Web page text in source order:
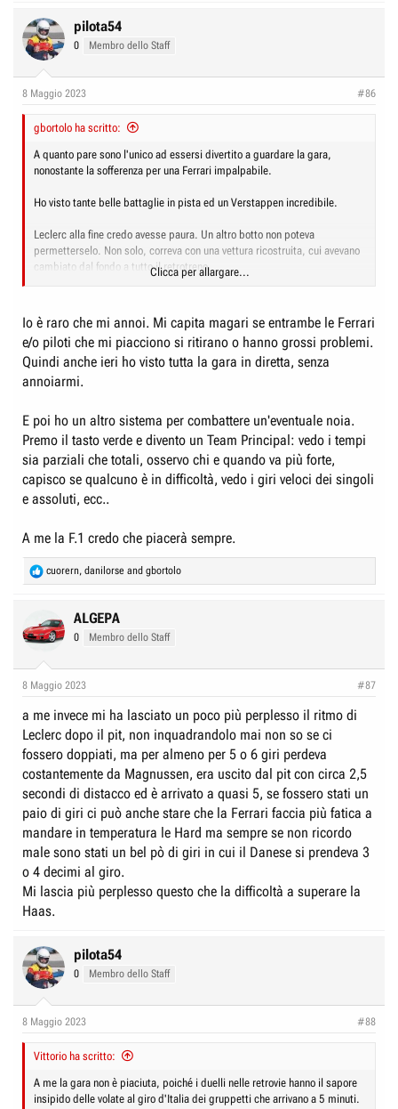
c
t
i
s
pilota54
0 Membro dello Staff
8 Maggio 2023 #86
gbortolo ha scritto:
A quanto pare sono l'unico ad essersi divertito a guardare la gara,
nonostante la sofferenza per una Ferrari impalpabile.
Ho visto tante belle battaglie in pista ed un Verstappen incredibile.
Leclerc alla fine credo avesse paura. Un altro botto non poteva
permetterselo. Non solo, correva con una vettura ricostruita, cui avevano
cambiato dal fondo a tutto il retrotreno.
Un paio di giri di verifica prima della gara non aiutano a prendere fiducia.
Mi dicono fosse anche dolorante al collo perché la botta di sabato è stata
importante.
Un'ultima annotazione:
i dati sul pubblico della F1 dicono che il 40% è formato da donne e un
dei nonni e dei bisnonni appese alle pareti.
Clicca per allargare...
Io è raro che mi annoi. Mi capita magari se entrambe le Ferrari
e/o piloti che mi piacciono si ritirano o hanno grossi problemi.
Quindi anche ieri ho visto tutta la gara in diretta, senza
annoiarmi.
E poi ho un altro sistema per combattere un'eventuale noia.
Premo il tasto verde e divento un Team Principal: vedo i tempi
sia parziali che totali, osservo chi e quando va più forte,
capisco se qualcuno è in difficoltà, vedo i giri veloci dei singoli
e assoluti, ecc..
A me la F.1 credo che piacerà sempre.
R
e
t
i
s
cuorern, danilorse and gbortolo
ALGEPA
0 Membro dello Staff
8 Maggio 2023 #87
a me invece mi ha lasciato un poco più perplesso il ritmo di
Leclerc dopo il pit, non inquadrandolo mai non so se ci
fossero doppiati, ma per almeno per 5 o 6 giri perdeva
costantemente da Magnussen, era uscito dal pit con circa 2,5
secondi di distacco ed è arrivato a quasi 5, se fossero stati un
paio di giri ci può anche stare che la Ferrari faccia più fatica a
mandare in temperatura le Hard ma sempre se non ricordo
male sono stati un bel pò di giri in cui il Danese si prendeva 3
o 4 decimi al giro.
Mi lascia più perplesso questo che la difficoltà a superare la
Haas.
pilota54
0 Membro dello Staff
8 Maggio 2023 #88
Vittorio ha scritto:
A me la gara non è piaciuta, poiché i duelli nelle retrovie hanno il sapore
insipido delle volate al giro d'Italia dei gruppetti che arrivano a 5 minuti.